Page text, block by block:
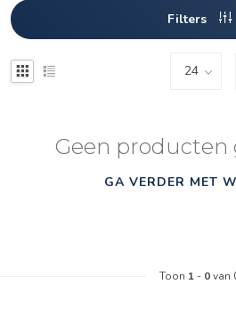
Filters
Geen producten
GA VERDER MET
Toon 1 - 0van